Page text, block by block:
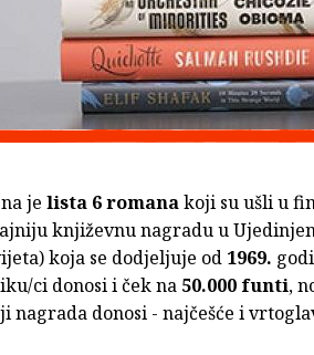
je lista 6 romanakoji su ušli u
književnu nagradu u
koja se dodjeljuje od 1969.
ci donosi i ček na 50.000 funti,
nagrada donosi - najčešće i